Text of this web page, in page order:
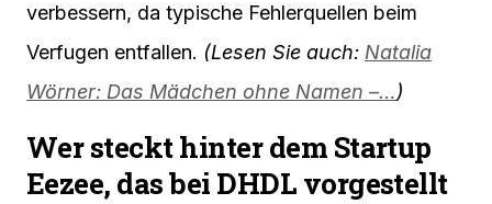
verbessern, da typische Fehlerquellen beim
Verfugen entfallen. (Lesen Sie auch: Natalia
Wörner: Das Mädchen ohne Namen –…)
Wer steckt hinter dem Startup
Eezee, das bei DHDL vorgestellt